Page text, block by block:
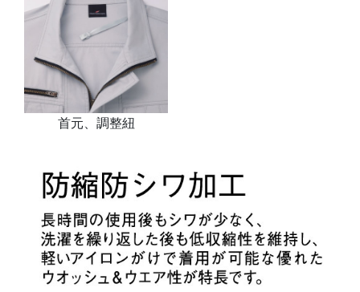
首元、調整紐